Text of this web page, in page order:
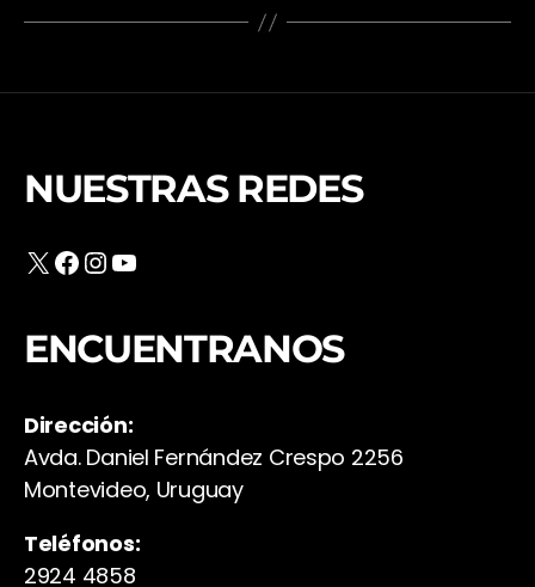
NUESTRAS REDES
X Facebook
Instagram
YouTube
ENCUENTRANOS
Dirección:
Avda. Daniel Fernández Crespo 2256
Montevideo, Uruguay
Teléfonos:
2924 4858